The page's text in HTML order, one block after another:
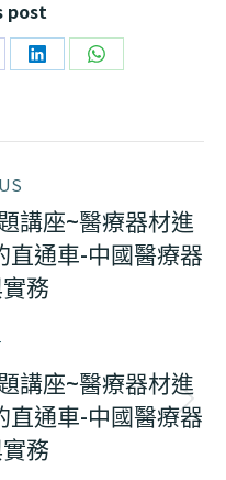
post
Share
LinkedIn
Share
WhatsApp
講座~醫療器材進
直通車-中國醫療器
務
講座~醫療器材進
直通車-中國醫療器
務